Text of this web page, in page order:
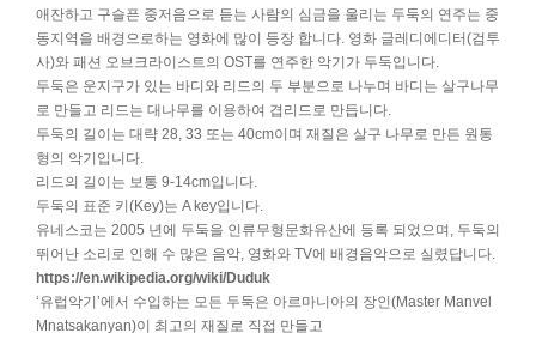
애잔하고 구슬픈 중저음으로 듣는 사람의 심금을 울리는 두둑의 연주는 중
동지역을 배경으로하는 영화에 많이 등장 합니다 영화 글레디에디터(검투
사)와 패션 오브크라이스트의 OST를 연주한 악기가 두둑입니다
두둑은 운지구가 있는 바디와 리드의 두 부분으로 나누며 바디는 살구나무
로 만들고 리드는 대나무를 이용하여 겹리드로 만듭니다
두둑의 길이는 대략 28, 33 또는 40cm이며 재질은 살구 나무로 만든 원통
형의 악기입니다.
리드의 길이는 보통 9-14cm입니다.
두둑의 표준 키(Key)는 A key입니다.
유네스코는 2005 년에 두둑을 인류무형문화유산에 등록 되었으며, 두둑의
뛰어난 소리로 인해 수 많은 음악, 영화와 TV에 배경음악으로 실렸답니다.
https://en.wikipedia.org/wiki/Duduk
‘유럽악기’에서 수입하는 모든 두둑은 아르마니아의 장인(Master Manvel
Mnatsakanyan)이 최고의 재질로 직접 만들고